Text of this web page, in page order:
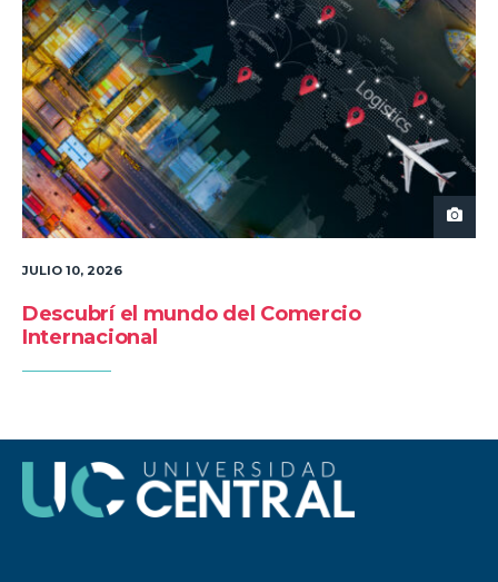
JULIO 10, 2026
Descubrí el mundo del Comercio
Internacional